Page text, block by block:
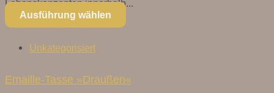
Lebenskonzepten innerhalb...
Ausführung wählen
Unkategorisiert
Emaille-Tasse »Draußen«